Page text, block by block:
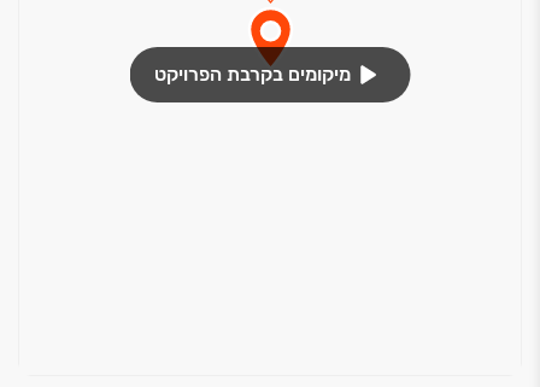
מיקומים בקרבת הפרויקט